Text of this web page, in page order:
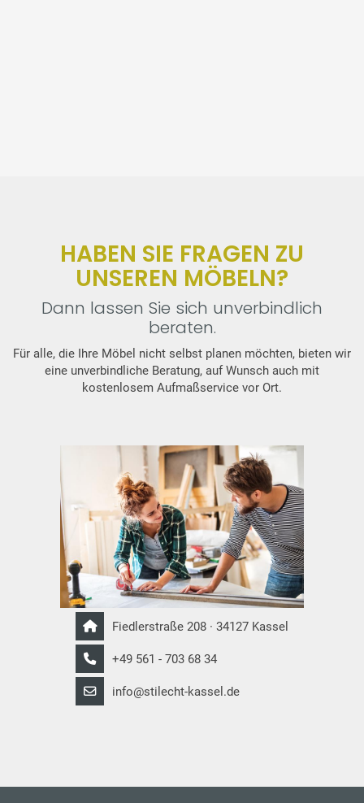
HABEN SIE FRAGEN ZU
UNSEREN MÖBELN?
Dann lassen Sie sich unverbindlich
beraten.
Für alle, die Ihre Möbel nicht selbst planen möchten, bieten wir
eine unverbindliche Beratung, auf Wunsch auch mit
kostenlosem Aufmaßservice vor Ort.
Fiedlerstraße 208 · 34127 Kassel
+49 561 - 703 68 34
info@stilecht-kassel.de